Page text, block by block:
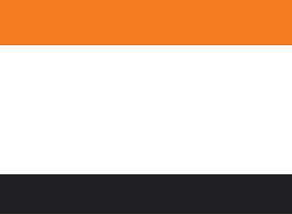
en el MUTVI 2026